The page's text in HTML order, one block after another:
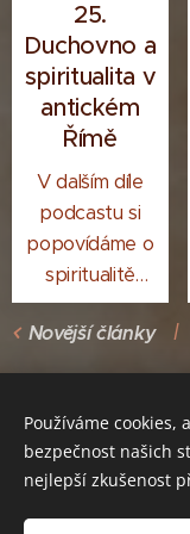
Jsme podcast,
který jde s
dobou a nebojí
se přiznat
předchozí
25.
Duchovno a
spiritualita v
antickém
Římě
V dalším díle
podcastu si
popovídáme o
spiritualitě
antických
Římanů.
Probereme
k bohům a
duchovnu, jak
bohy uctívali,
jaké rituály
Novější články
Máte dotazy nebo
Používáme cookies,
bezpečnost našich
nejlepší zkušenost